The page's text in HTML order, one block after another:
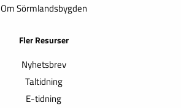
Om Sörmlandsbygden
Fler Resurser
Nyhetsbrev
Taltidning
E-tidning